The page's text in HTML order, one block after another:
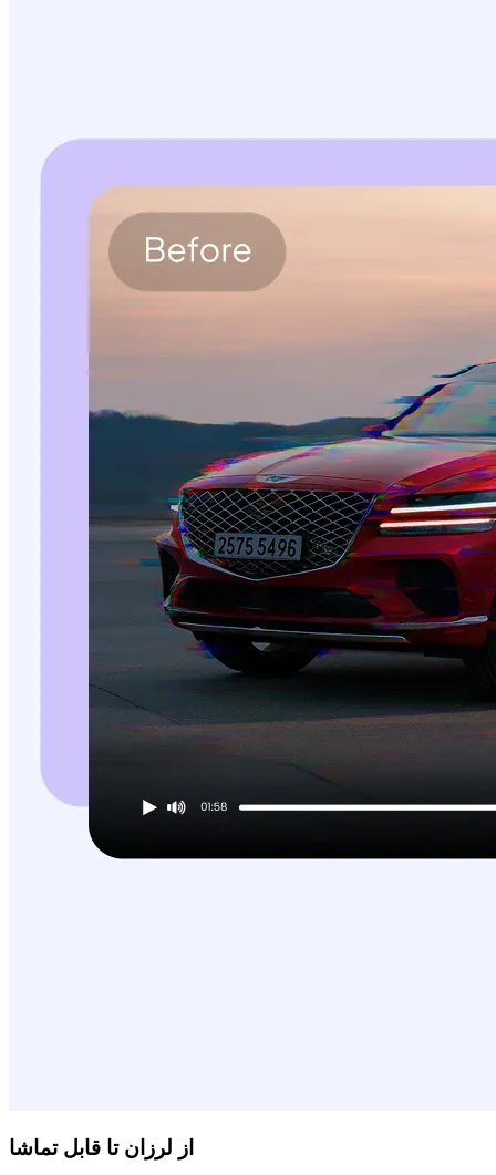
از لرزان تا قابل تماشا